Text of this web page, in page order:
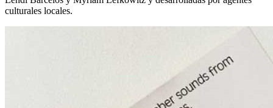
culturales locales.